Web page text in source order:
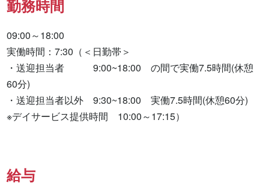
勤務時間
09:00～18:00
実働時間：7:30（＜日勤帯＞
・送迎担当者　　　9:00~18:00　の間で実働7.5時間(休憩
60分)
・送迎担当者以外　9:30~18:00　実働7.5時間(休憩60分)
※デイサービス提供時間　10:00～17:15）
給与